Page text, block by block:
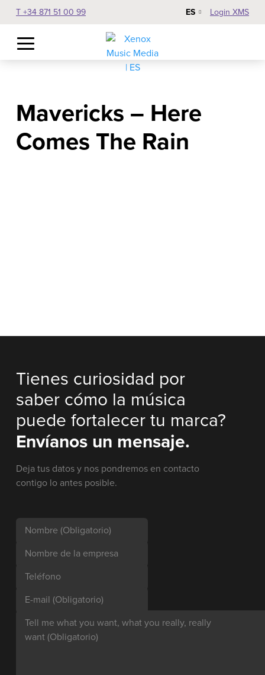
T +34 871 51 00 99 ES Login XMS
Mavericks – Here
Comes The Rain
Tienes curiosidad por
saber cómo la música
puede fortalecer tu marca?
Envíanos un mensaje.
Deja tus datos y nos pondremos en contacto
contigo lo antes posible.
Nombre (Obligatorio)
Nombre de la empresa
Teléfono
E-mail (Obligatorio)
Tell me what you want, what you really, really
want (Obligatorio)